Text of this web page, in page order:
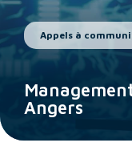
Appels à
Angers